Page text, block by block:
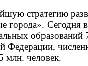
стратегию
города». Сегодня в
образований
Федерации,
млн. человек.